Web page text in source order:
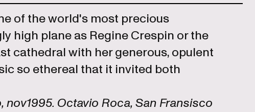
of the world's most precious
high plane as Regine Crespin or the
cathedral with her generous, opulent
so ethereal that it invited both
Octavio Roca, San Fransisco